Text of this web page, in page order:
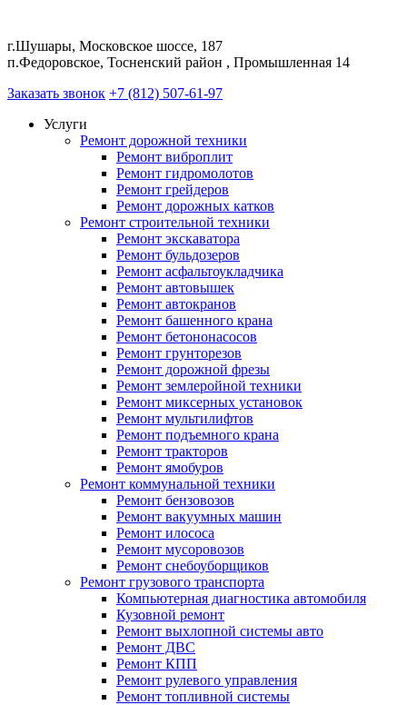
г.Шушары, Московское шоссе, 187
п.Федоровское, Тосненский район , Промышленная 14
Заказать звонок +7 (812) 507-61-97
Услуги
Ремонт дорожной техники
Ремонт виброплит
Ремонт гидромолотов
Ремонт грейдеров
Ремонт дорожных катков
Ремонт строительной техники
Ремонт экскаватора
Ремонт бульдозеров
Ремонт асфальтоукладчика
Ремонт автовышек
Ремонт автокранов
Ремонт башенного крана
Ремонт бетононасосов
Ремонт грунторезов
Ремонт дорожной фрезы
Ремонт землеройной техники
Ремонт миксерных установок
Ремонт мультилифтов
Ремонт подъемного крана
Ремонт тракторов
Ремонт ямобуров
Ремонт коммунальной техники
Ремонт бензовозов
Ремонт вакуумных машин
Ремонт илососа
Ремонт мусоровозов
Ремонт снебоуборщиков
Ремонт грузового транспорта
Компьютерная диагностика автомобиля
Кузовной ремонт
Ремонт выхлопной системы авто
Ремонт ДВС
Ремонт КПП
Ремонт рулевого управления
Ремонт топливной системы